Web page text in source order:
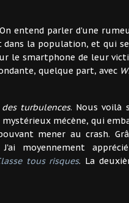
entend parler d'une
dans la population, et qui
le smartphone de leur
quelque part, avec
turbulences. Nous voilà
mécène, qui
mener au crash.
J'ai moyennement
tous risques. La